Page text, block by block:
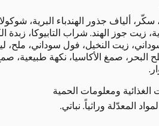
سكّر، ألياف جذور الهندباء البرية،
زيت جوز الهند. شراب التابيوكا، زبدة
زيت النخيل، فول سوداني، ملح،
البحر، صمغ الأكاسيا، نكهة طبيعية، صمغ
الغذائية ومعلومات الحمية
المعدّلة وراثياً. نباتي.